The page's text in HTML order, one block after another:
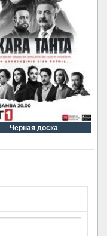
Черная доска